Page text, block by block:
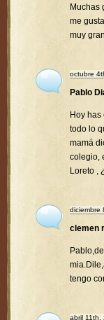
Muchas
me
muy
octubre
Pablo
Hoy
todo lo
mamá
colegio,
Loreto ,
diciembre
clemen
tengo
abril 11th,